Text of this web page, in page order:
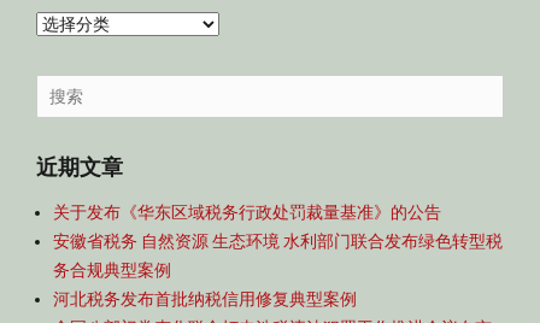
内
导
航
Search
for:
近期文章
关于发布《华东区域税务行政处罚裁量基准》的公告
安徽省税务 自然资源 生态环境 水利部门联合发布绿色转型税
务合规典型案例
河北税务发布首批纳税信用修复典型案例